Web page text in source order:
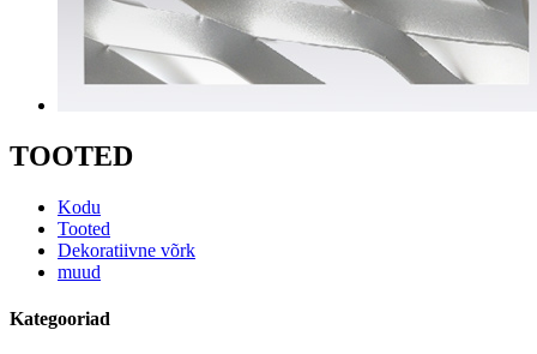
TOOTED
Kodu
Tooted
Dekoratiivne võrk
muud
Kategooriad